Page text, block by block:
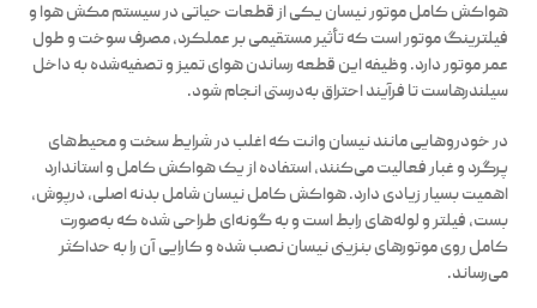
هواکش کامل موتور نیسان یکی از قطعات حیاتی در سیستم مکش هوا و
فیلترینگ موتور است که تأثیر مستقیمی بر عملکرد، مصرف سوخت و طول
عمر موتور دارد. وظیفه این قطعه رساندن هوای تمیز و تصفیه‌شده به داخل
سیلندرهاست تا فرآیند احتراق به‌درستی انجام شود.
در خودروهایی مانند نیسان وانت که اغلب در شرایط سخت و محیط‌های
پرگرد و غبار فعالیت می‌کنند، استفاده از یک هواکش کامل و استاندارد
اهمیت بسیار زیادی دارد. هواکش کامل نیسان شامل بدنه اصلی، درپوش،
بست، فیلتر و لوله‌های رابط است و به گونه‌ای طراحی شده که به‌صورت
کامل روی موتورهای بنزینی نیسان نصب شده و کارایی آن را به حداکثر
می‌رساند.